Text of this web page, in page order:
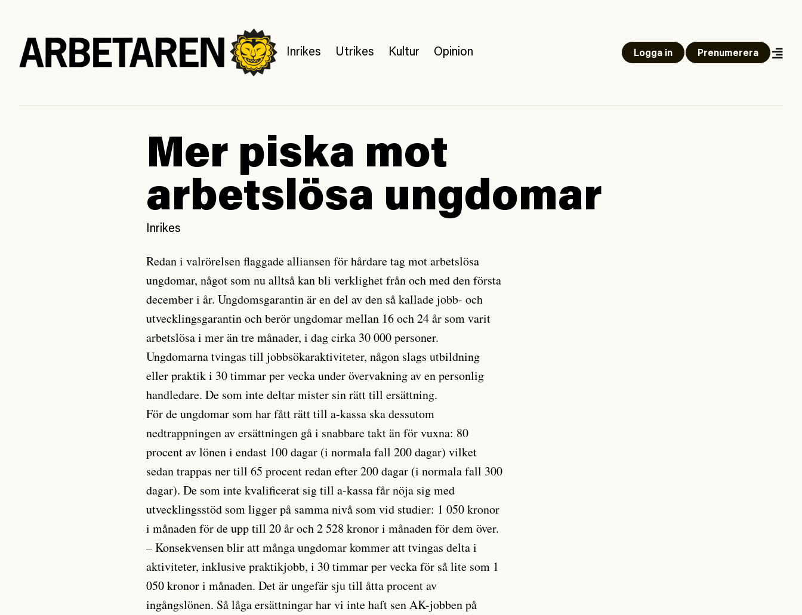
Inrikes Utrikes Kultur Opinion Logga in Prenumerera
Mer piska mot
arbetslösa ungdomar
Inrikes
Redan i valrörelsen flaggade alliansen för hårdare tag mot arbetslösa
ungdomar, något som nu alltså kan bli verklighet från och med den första
december i år. Ungdomsgarantin är en del av den så kallade jobb- och
utvecklingsgarantin och berör ungdomar mellan 16 och 24 år som varit
arbetslösa i mer än tre månader, i dag cirka 30 000 personer.
Ungdomarna tvingas till jobbsökaraktiviteter, någon slags utbildning
eller praktik i 30 timmar per vecka under övervakning av en personlig
handledare. De som inte deltar mister sin rätt till ersättning.
För de ungdomar som har fått rätt till a-kassa ska dessutom
nedtrappningen av ersättningen gå i snabbare takt än för vuxna: 80
procent av lönen i endast 100 dagar (i normala fall 200 dagar) vilket
sedan trappas ner till 65 procent redan efter 200 dagar (i normala fall 300
dagar). De som inte kvalificerat sig till a-kassa får nöja sig med
utvecklingsstöd som ligger på samma nivå som vid studier: 1 050 kronor
i månaden för de upp till 20 år och 2 528 kronor i månaden för dem över.
– Konsekvensen blir att många ungdomar kommer att tvingas delta i
aktiviteter, inklusive praktikjobb, i 30 timmar per vecka för så lite som 1
050 kronor i månaden. Det är ungefär sju till åtta procent av
ingångslönen. Så låga ersättningar har vi inte haft sen AK-jobben på